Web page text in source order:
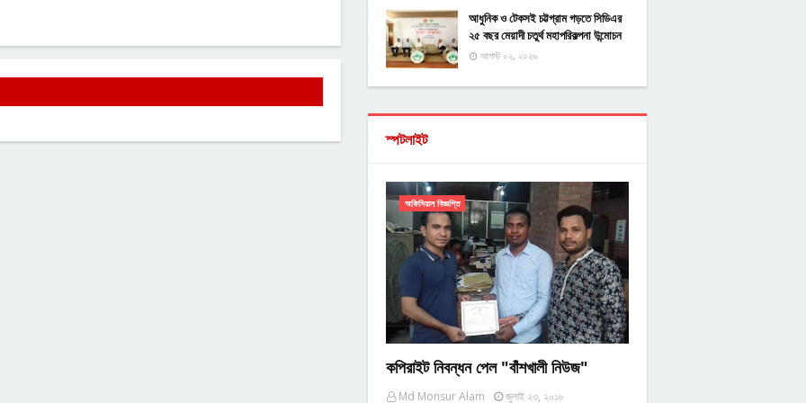
আধুনিক ও টেকসই চট্টগ্রাম গড়তে সিডিএর
২৫ বছর মেয়াদী চতুর্থ মহাপরিকল্পনা উন্মোচন
আগস্ট ০২, ২০২৬
স্পটলাইট
অফিসিয়াল বিজ্ঞপ্তি
কপিরাইট নিবন্ধন পেল "বাঁশখালী নিউজ"
Md Monsur Alam
জুলাই ২৩, ২০১৮